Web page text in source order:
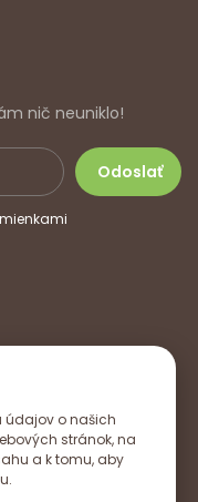
údajov o našich
stránok, na
a k tomu, aby
nič neuniklo!